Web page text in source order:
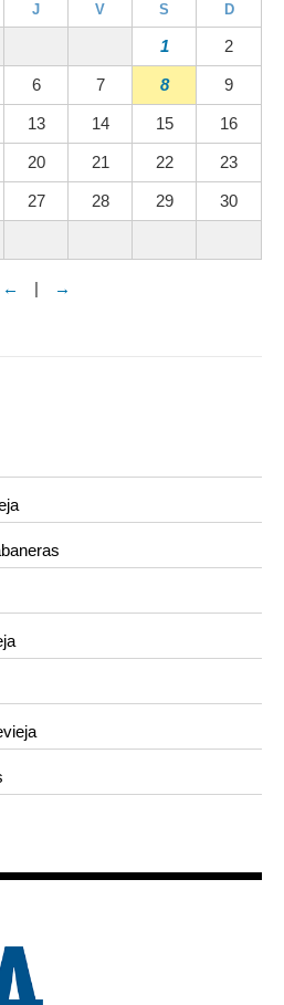
J V S D
1 2
6 7 8 9
13 14 15 16
20 21 22 23
27 28 29 30
← | →